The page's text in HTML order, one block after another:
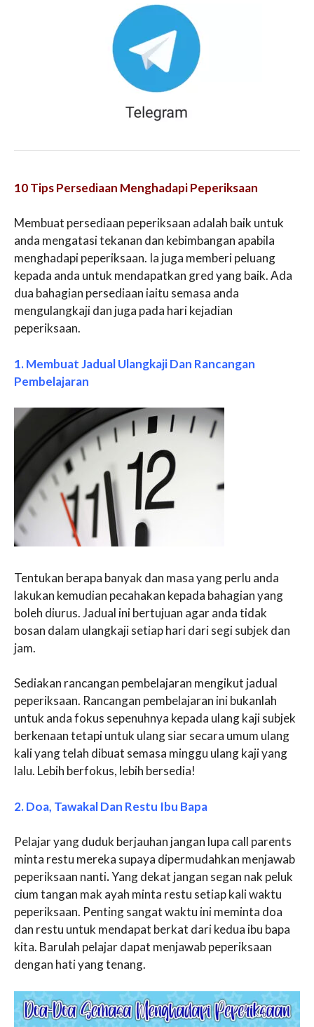
10 Tips Persediaan Menghadapi Peperiksaan
Membuat persediaan peperiksaan adalah baik untuk
anda mengatasi tekanan dan kebimbangan apabila
menghadapi peperiksaan. Ia juga memberi peluang
kepada anda untuk mendapatkan gred yang baik. Ada
dua bahagian persediaan iaitu semasa anda
mengulangkaji dan juga pada hari kejadian
peperiksaan.
1. Membuat Jadual Ulangkaji Dan Rancangan
Pembelajaran
Tentukan berapa banyak dan masa yang perlu anda
lakukan kemudian pecahakan kepada bahagian yang
boleh diurus. Jadual ini bertujuan agar anda tidak
bosan dalam ulangkaji setiap hari dari segi subjek dan
jam.
Sediakan rancangan pembelajaran mengikut jadual
peperiksaan. Rancangan pembelajaran ini bukanlah
untuk anda fokus sepenuhnya kepada ulang kaji subjek
berkenaan tetapi untuk ulang siar secara umum ulang
kali yang telah dibuat semasa minggu ulang kaji yang
lalu. Lebih berfokus, lebih bersedia!
2. Doa, Tawakal Dan Restu Ibu Bapa
Pelajar yang duduk berjauhan jangan lupa call parents
minta restu mereka supaya dipermudahkan menjawab
peperiksaan nanti.Yang dekat jangan segan nak peluk
cium tangan mak ayah minta restu setiap kali waktu
peperiksaan. Penting sangat waktu ini meminta doa
dan restu untuk mendapat berkat dari kedua ibu bapa
kita. Barulah pelajar dapat menjawab peperiksaan
dengan hati yang tenang.